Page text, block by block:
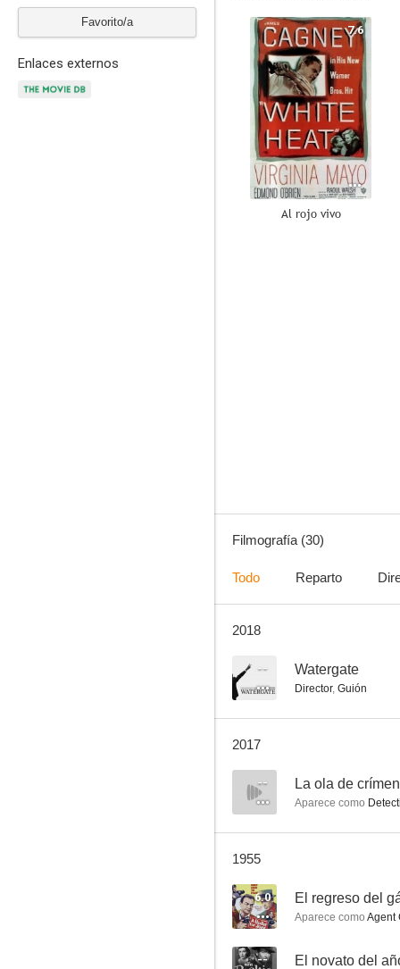
Favorito/a
Enlaces externos
7.6
Al rojo vivo
La dama de Shanghai
6.0
Filmografía (30)
Todo Reparto
2018
-- Watergate
Director, Guión
2017
-- La ola de
Aparece como
1955
6.0 El regreso del
Aparece como Agent
-- El novato del